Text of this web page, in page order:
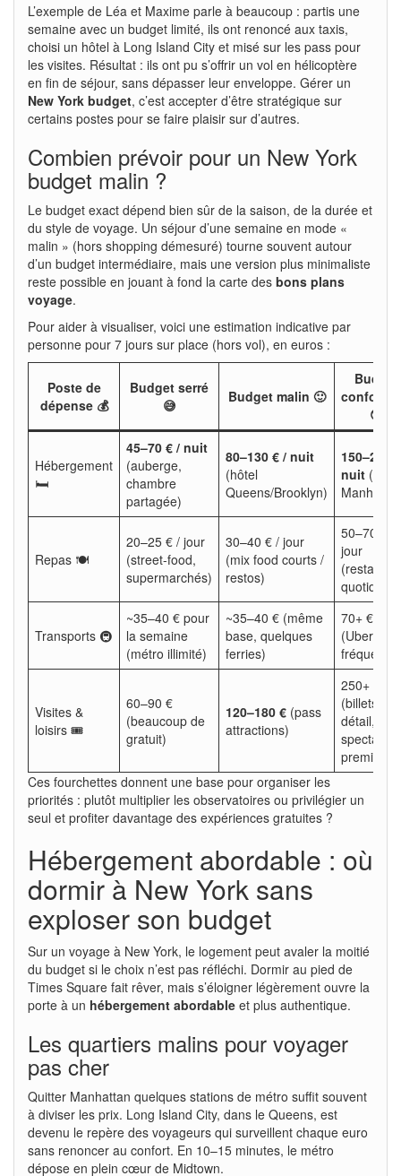
L’exemple de Léa et Maxime parle à beaucoup : partis une
semaine avec un budget limité, ils ont renoncé aux taxis,
choisi un hôtel à Long Island City et misé sur les pass pour
les visites. Résultat : ils ont pu s’offrir un vol en hélicoptère
en fin de séjour, sans dépasser leur enveloppe. Gérer un
New York budget, c’est accepter d’être stratégique sur
certains postes pour se faire plaisir sur d’autres.
Combien prévoir pour un New York
budget malin ?
Le budget exact dépend bien sûr de la saison, de la durée et
du style de voyage. Un séjour d’une semaine en mode «
malin » (hors shopping démesuré) tourne souvent autour
d’un budget intermédiaire, mais une version plus minimaliste
reste possible en jouant à fond la carte des bons plans
voyage.
Pour aider à visualiser, voici une estimation indicative par
personne pour 7 jours sur place (hors vol), en euros :
Poste de
dépense 💰
Budget serré
😅
Budget malin 🙂
Budget
😎
Hébergement
🛏️
45–70 € / nuit
(auberge,
chambre
partagée)
80–130 € / nuit
(hôtel
Queens/Brooklyn)
150–230
nuit (hôtel
Repas 🍽️
20–25 € / jour
(street-food,
supermarchés)
30–40 € / jour
(mix food courts /
restos)
50–70 € /
jour
Transports 🚇
~35–40 € pour
la semaine
(métro illimité)
~35–40 € (même
base, quelques
ferries)
70+ €
(Uber/
fréquents)
Visites &
loisirs 🎟️
60–90 €
(beaucoup de
gratuit)
120–180 € (pass
attractions)
250+ €
(billets au
détail,
spectacles
premium)
Ces fourchettes donnent une base pour organiser les
priorités : plutôt multiplier les observatoires ou privilégier un
seul et profiter davantage des expériences gratuites ?
Hébergement abordable : où
dormir à New York sans
exploser son budget
Sur un voyage à New York, le logement peut avaler la moitié
du budget si le choix n’est pas réfléchi. Dormir au pied de
Times Square fait rêver, mais s’éloigner légèrement ouvre la
porte à un hébergement abordable et plus authentique.
Les quartiers malins pour voyager
pas cher
Quitter Manhattan quelques stations de métro suffit souvent
à diviser les prix. Long Island City, dans le Queens, est
devenu le repère des voyageurs qui surveillent chaque euro
sans renoncer au confort. En 10–15 minutes, le métro
dépose en plein cœur de Midtown.